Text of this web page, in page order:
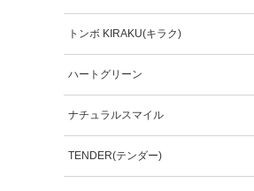
トンボ KIRAKU(キラク)
ハートグリーン
ナチュラルスマイル
TENDER(テンダー)